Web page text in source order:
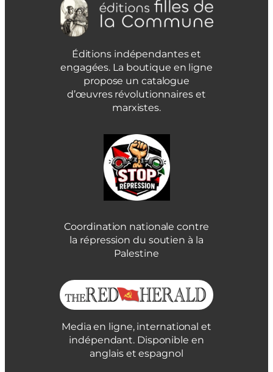
Éditions indépendantes et
engagées. La boutique en ligne
propose un catalogue
d’œuvres révolutionnaires et
marxistes.
Coordination nationale contre
la répression du soutien à la
Palestine
Media en ligne, international et
indépendant. Disponible en
anglais et espagnol